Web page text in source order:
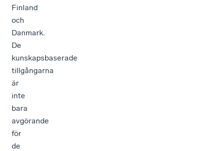
Finland
och
Danmark.
De
kunskapsbaserade
tillgångarna
är
inte
bara
avgörande
för
de